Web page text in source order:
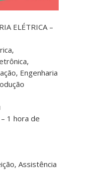
ELÉTRICA –
Engenharia
1 hora de
Assistência